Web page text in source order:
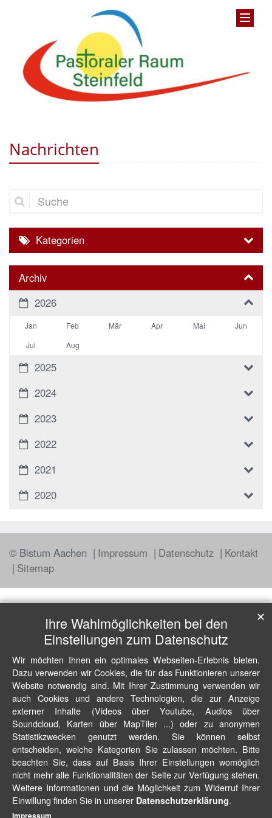
Nachrichten
Suche
Kategorien
Archiv
2026
Jan Feb Mär Apr Mai
Jun
Jul
Aug
2025
2024
2023
2022
2021
2020
© Bistum Aachen Impressum Datenschutz
Kontakt
Sitemap
Ihre Wahlmöglichkeiten bei den
Einstellungen zum Datenschutz
Wir möchten Ihnen ein optimales Webseiten-Erlebnis bieten.
Dazu verwenden wir Cookies, die für das Funktionieren unserer
Website notwendig sind. Mit Ihrer Zustimmung verwenden wir
auch Cookies und andere Technologien, die zur Anzeige
externer Inhalte (Videos über Youtube, Audios über
Soundcloud, Karten über MapTiler ...) oder zu anonymen
Statistikzwecken genutzt werden. Sie können selbst
entscheiden, welche Kategorien Sie zulassen möchten. Bitte
beachten Sie, dass auf Basis Ihrer Einstellungen womöglich
nicht mehr alle Funktionalitäten der Seite zur Verfügung stehen.
Weitere Informationen und die Möglichkeit zum Widerruf Ihrer
Einwillung finden Sie in unserer Datenschutzerklärung.
✕
Impressum